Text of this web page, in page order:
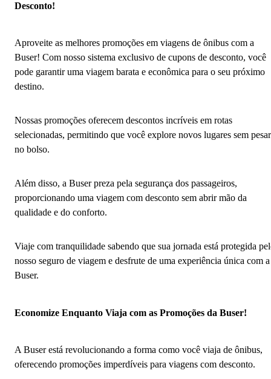
Desconto!
Aproveite as melhores promoções em viagens de ônibus com a
Buser! Com nosso sistema exclusivo de cupons de desconto, você
pode garantir uma viagem barata e econômica para o seu próximo
destino.
Nossas promoções oferecem descontos incríveis em rotas
selecionadas, permitindo que você explore novos lugares sem pesar
no bolso.
Além disso, a Buser preza pela segurança dos passageiros,
proporcionando uma viagem com desconto sem abrir mão da
qualidade e do conforto.
Viaje com tranquilidade sabendo que sua jornada está protegida
nosso seguro de viagem e desfrute de uma experiência única com a
Buser.
Economize Enquanto Viaja com as Promoções da Buser!
A Buser está revolucionando a forma como você viaja de ônibus,
oferecendo promoções imperdíveis para viagens com desconto.